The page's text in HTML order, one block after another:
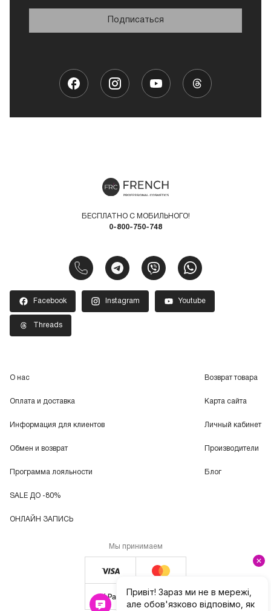
Подписаться
БЕСПЛАТНО С МОБИЛЬНОГО!
0-800-750-748
Facebook Instagram Youtube
Threads
О нас
Оплата и доставка
Информация для клиентов
Обмен и возврат
Программа лояльности
SALE ДО -80%
ОНЛАЙН ЗАПИСЬ
Возврат товара
Карта сайта
Личный кабинет
Производители
Блог
Мы принимаем